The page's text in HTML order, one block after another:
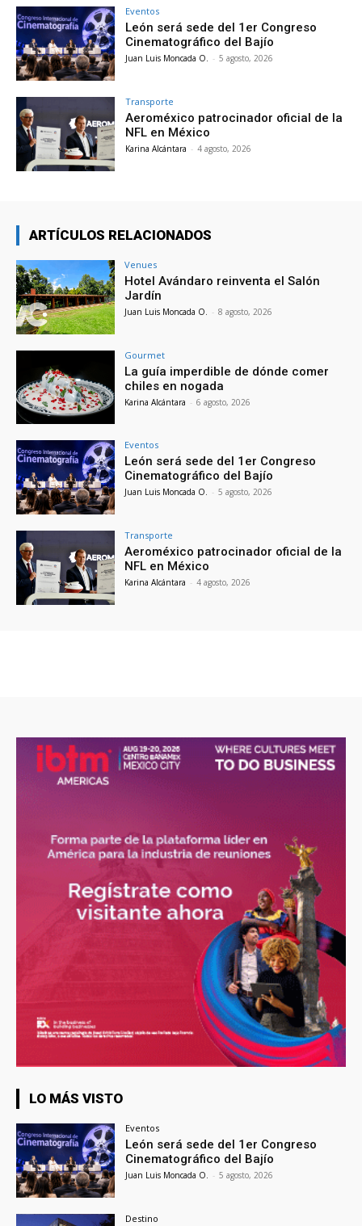
Eventos
León será sede del 1er Congreso
Cinematográfico del Bajío
Juan Luis Moncada O. - 5 agosto, 2026
Transporte
Aeroméxico patrocinador oficial de la
NFL en México
Karina Alcántara - 4 agosto, 2026
ARTÍCULOS RELACIONADOS
Venues
Hotel Avándaro reinventa el Salón
Jardín
Juan Luis Moncada O. - 8 agosto, 2026
Gourmet
La guía imperdible de dónde comer
chiles en nogada
Karina Alcántara - 6 agosto, 2026
Eventos
León será sede del 1er Congreso
Cinematográfico del Bajío
Juan Luis Moncada O. - 5 agosto, 2026
Transporte
Aeroméxico patrocinador oficial de la
NFL en México
Karina Alcántara - 4 agosto, 2026
LO MÁS VISTO
Eventos
León será sede del 1er Congreso
Cinematográfico del Bajío
Juan Luis Moncada O. - 5 agosto, 2026
Destino